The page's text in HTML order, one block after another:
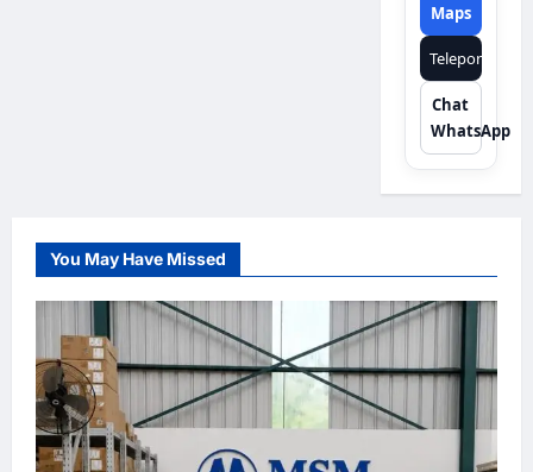
Maps
Telepon
Chat
WhatsApp
You May Have Missed